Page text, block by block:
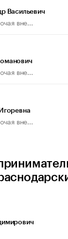
Васильевич
вне...
вне...
вне...